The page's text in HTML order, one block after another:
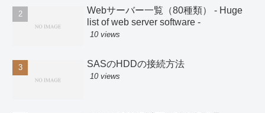
Webサーバー一覧（80種類） - Huge
list of web server software -
10 views
SASのHDDの接続方法
10 views